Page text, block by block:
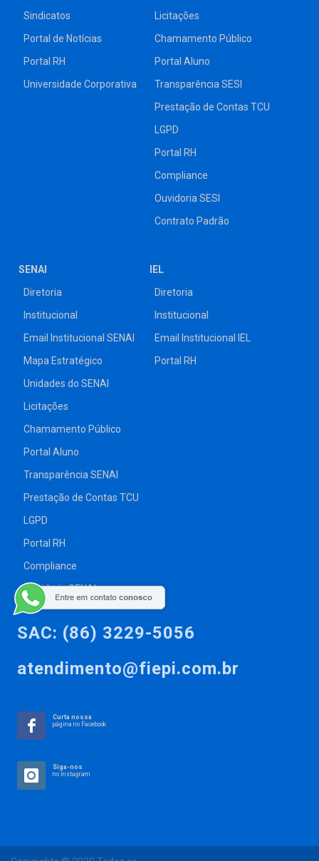
Sindicatos
Portal de Notícias
Portal RH
Universidade Corporativa
Licitações
Chamamento Público
Portal Aluno
Transparência SESI
Prestação de Contas TCU
LGPD
Portal RH
Compliance
Ouvidoria SESI
Contrato Padrão
SENAI
Diretoria
Institucional
Email Institucional SENAI
Mapa Estratégico
Unidades do SENAI
Licitações
Chamamento Público
Portal Aluno
Transparência SENAI
Prestação de Contas TCU
LGPD
Portal RH
Compliance
Ouvidoria SENAI
IEL
Diretoria
Institucional
Email Institucional IEL
Portal RH
SAC: (86) 3229-5056
atendimento@fiepi.com.br
Curta nossa
página no Facebook
Siga-nos
no Instagram